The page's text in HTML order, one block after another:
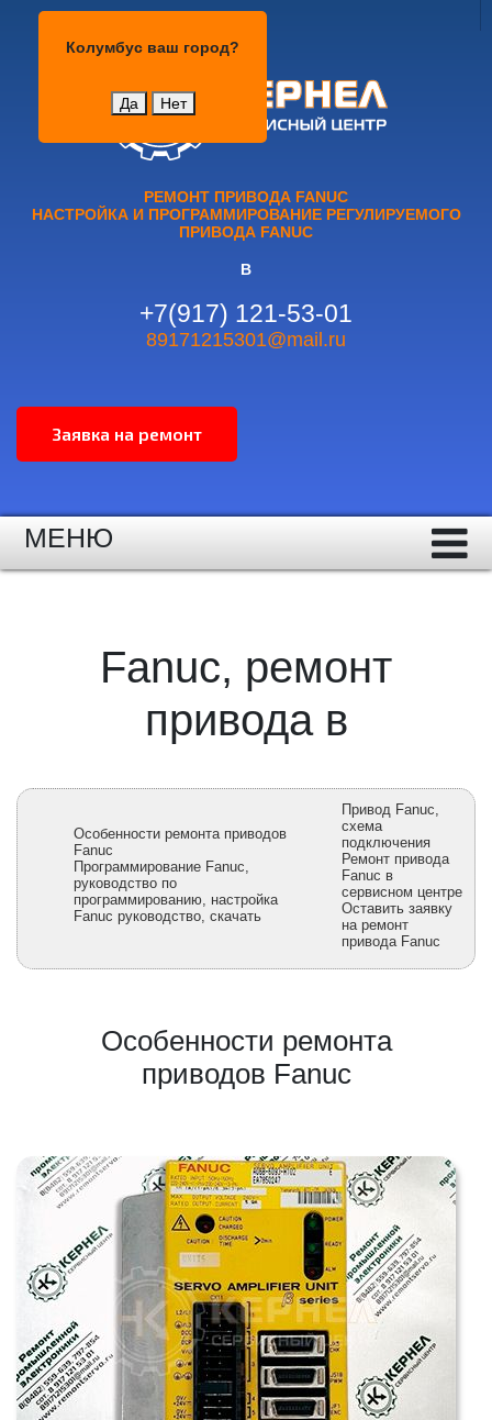
Колумбус ваш город?
Да Нет
РЕМОНТ ПРИВОДА FANUC
НАСТРОЙКА И ПРОГРАММИРОВАНИЕ РЕГУЛИРУЕМОГО
ПРИВОДА FANUC
В
+7(917) 121-53-01
89171215301@mail.ru
МЕНЮ
Fanuc, ремонт
привода в
Особенности ремонта приводов
Fanuc
Программирование Fanuc,
руководство по
программированию, настройка
Fanuc руководство, скачать
Привод Fanuc,
схема
подключения
Ремонт привода
Fanuc в
сервисном центре
Оставить заявку
на ремонт
привода Fanuc
Особенности ремонта
приводов Fanuc